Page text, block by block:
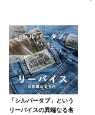
「シルバータブ」という
リーバイスの異端なる名